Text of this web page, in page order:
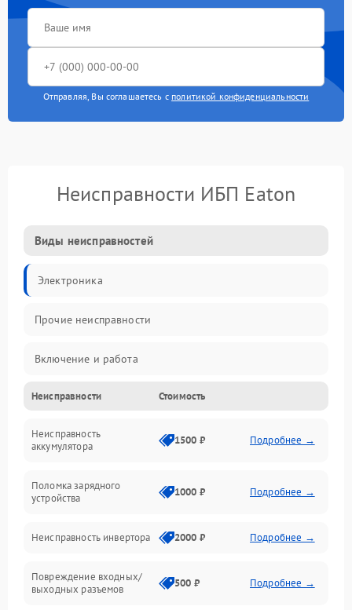
Отправляя, Вы соглашаетесь с политикой конфиденциальности
Неисправности ИБП Eaton
Виды неисправностей
Электроника
Прочие неисправности
Включение и работа
Работа с нагрузкой
Звук и индикация
Механические повреждения
Неисправности Стоимость
Неисправность
аккумулятора
1500 ₽ Подробнее →
Поломка зарядного
устройства
1000 ₽ Подробнее →
Неисправность инвертора 2000 ₽ Подробнее →
Повреждение входных/
выходных разъемов
500 ₽ Подробнее →